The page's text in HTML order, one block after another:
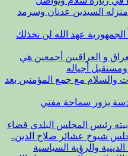
السيدين عدنان وسرمد
عهد الله لن نخذلك
و العراقيين أجمعين هي
أجياله
والسلام مع جمع المؤمنين بعد
يزور سماحة مفتي
رئيس المجلس البلدي قضاء
شيوخ عشائر صلاح الدين..
والرؤية السياسية